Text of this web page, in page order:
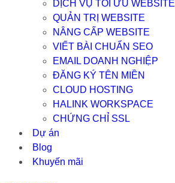
DỊCH VỤ TỐI ƯU WEBSITE
QUẢN TRỊ WEBSITE
NÂNG CẤP WEBSITE
VIẾT BÀI CHUẨN SEO
EMAIL DOANH NGHIỆP
ĐĂNG KÝ TÊN MIỀN
CLOUD HOSTING
HALINK WORKSPACE
CHỨNG CHỈ SSL
Dự án
Blog
Khuyến mãi